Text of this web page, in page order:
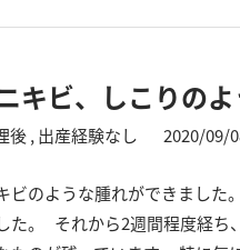
キビ、しこりのよ
後 , 出産経験なし 2020/09/
ビのような腫れができました
た。 それから2週間程度経